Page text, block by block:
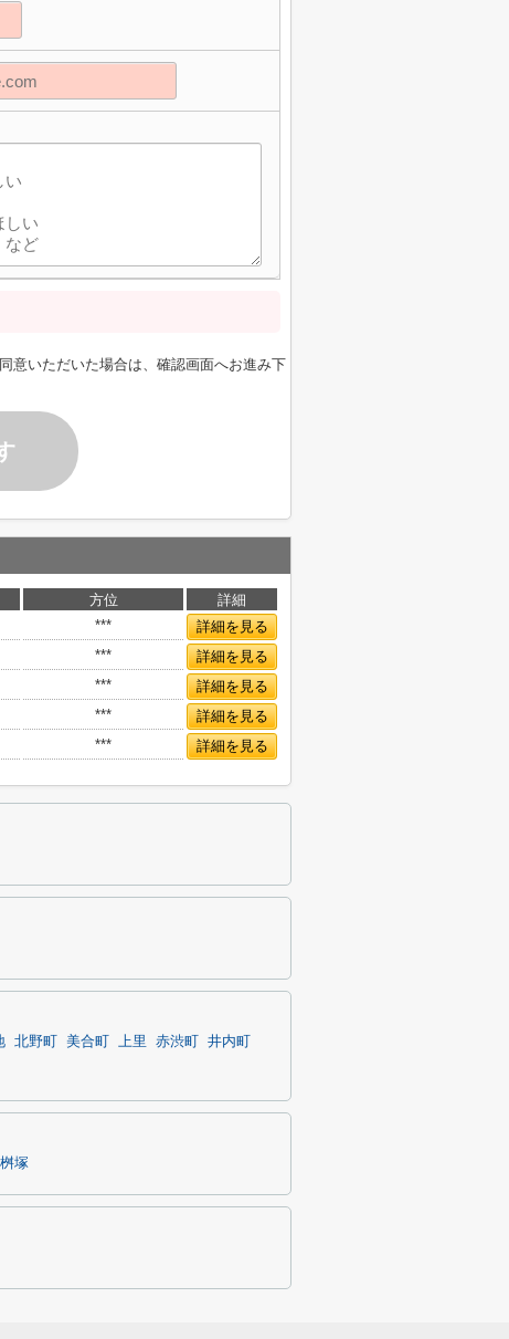
意いただいた場合は、確認画面へお進み下
方位
詳細
***
詳細を見る
***
詳細を見る
***
詳細を見る
***
詳細を見る
*** 詳細を見る
北野町 美合町 上里 赤渋町
井内町
塚